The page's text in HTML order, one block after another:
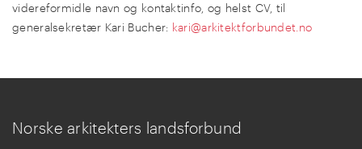
videreformidle navn og kontaktinfo, og helst CV, til
generalsekretær Kari Bucher: kari@arkitektforbundet.no
Norske arkitekters landsforbund